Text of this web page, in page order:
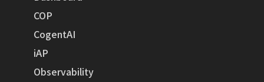
COP
CogentAI
iAP
Observability